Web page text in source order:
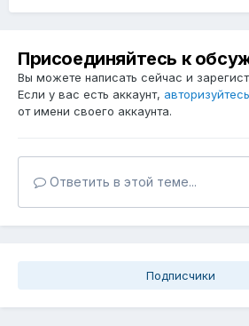
Присоединяйтесь к
Вы можете написать сейчас и
Если у вас есть аккаунт, авторизуйтесь
от имени своего аккаунта.
Ответить в этой теме...
Подписчики